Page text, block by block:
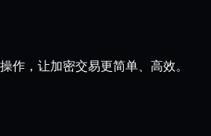
作，让加密交易更简单、高效。